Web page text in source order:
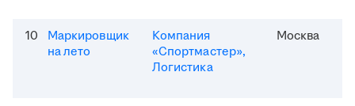
10
Маркировщик
на лето
Компания
«Спортмастер»,
Логистика
Москва